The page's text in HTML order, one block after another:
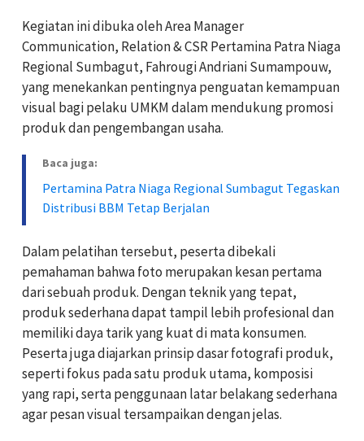
Kegiatan ini dibuka oleh Area Manager
Communication, Relation & CSR Pertamina Patra Niaga
Regional Sumbagut, Fahrougi Andriani Sumampouw,
yang menekankan pentingnya penguatan kemampuan
visual bagi pelaku UMKM dalam mendukung promosi
produk dan pengembangan usaha.
Baca juga:
Pertamina Patra Niaga Regional Sumbagut Tegaskan
Distribusi BBM Tetap Berjalan
Dalam pelatihan tersebut, peserta dibekali
pemahaman bahwa foto merupakan kesan pertama
dari sebuah produk. Dengan teknik yang tepat,
produk sederhana dapat tampil lebih profesional dan
memiliki daya tarik yang kuat di mata konsumen.
Peserta juga diajarkan prinsip dasar fotografi produk,
seperti fokus pada satu produk utama, komposisi
yang rapi, serta penggunaan latar belakang sederhana
agar pesan visual tersampaikan dengan jelas.